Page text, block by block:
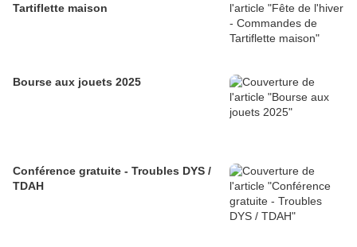
Tartiflette maison
Bourse aux jouets 2025
Conférence gratuite - Troubles DYS /
TDAH